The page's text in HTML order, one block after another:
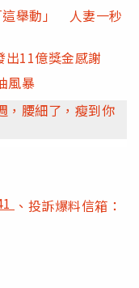
這舉動」 人妻一秒
11億獎金感謝
風暴
，腰細了，瘦到你
、投訴爆料信箱：